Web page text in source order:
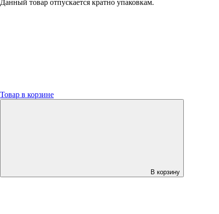
Данный товар отпускается кратно упаковкам.
Товар в корзине
В корзину